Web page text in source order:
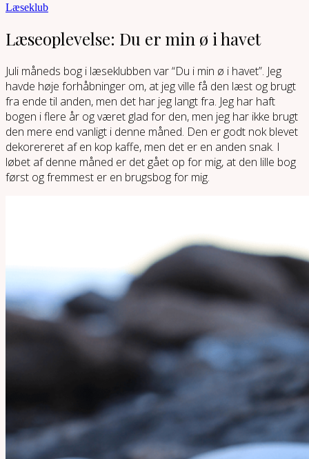
Læseklub
Læseoplevelse: Du er min ø i havet
Juli måneds bog i læseklubben var “Du i min ø i havet”. Jeg
havde høje forhåbninger om, at jeg ville få den læst og brugt
fra ende til anden, men det har jeg langt fra. Jeg har haft
bogen i flere år og været glad for den, men jeg har ikke brugt
den mere end vanligt i denne måned. Den er godt nok blevet
dekorereret af en kop kaffe, men det er en anden snak. I
løbet af denne måned er det gået op for mig, at den lille bog
først og fremmest er en brugsbog for mig.